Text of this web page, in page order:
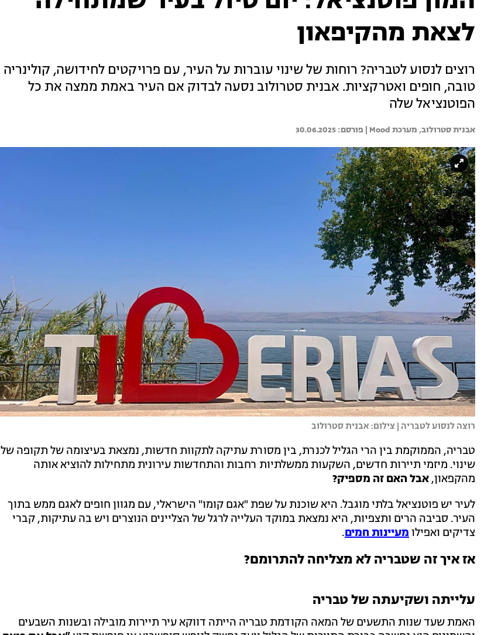
לצאת מהקיפאון
רוצים לנסוע לטבריה? רוחות של שינוי עוברות על העיר, עם פרויקטים לחידושה, קולינריה
טובה, חופים ואטרקציות. אבנית סטרולוב נסעה לבדוק אם העיר באמת ממצה את כל
הפוטנציאל שלה
אבנית סטרולוב, מערכת Mood | 30.06.2025
רוצה לנסוע לטבריה | צילום: אבנית סטרולוב
טבריה, הממוקמת בין הרי הגליל לכנרת, בין מסורת עתיקה לתקוות חדשות, נמצאת בעיצומה של תקופה של
שינוי. מיזמי תיירות חדשים, השקעות ממשלתיות רחבות והתחדשות עירונית מתחילות להוציא אותה
מהקפאון,אבל האם זה מספיק?
לעיר יש פוטנציאל בלתי מוגבל. היא שוכנת על שפת "אגם קומו" הישראלי, עם מגוון חופים לאגם ממש בתוך
העיר. סביבה הרים ותצפיות, היא נמצאת במוקד העלייה לרגל של הצליינים הנוצרים ויש בה עתיקות, קברי
צדיקים ואפילומעיינות חמים.
אז איך זה שטבריה לא מצליחה להתרומם?
עלייתה ושקיעתה של טבריה
האמת שעד שנות התשעים של המאה הקודמת טבריה הייתה דווקא עיר תיירות מובילה ובשנות השבעים